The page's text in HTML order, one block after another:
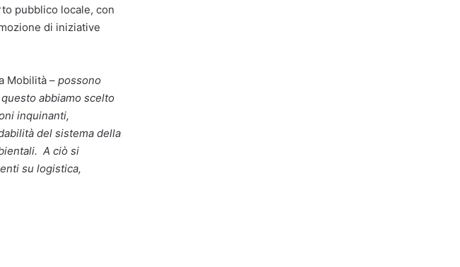
pubblico locale, con
di iniziative
Mobilità – possono
abbiamo scelto
inquinanti,
del sistema della
A ciò si
su logistica,